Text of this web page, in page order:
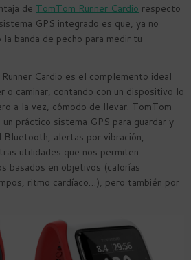
de TomTom Runner Cardio respecto
GPS integrado es que, ya no
banda de pecho para medir tu
Cardio es el complemento ideal
o caminar, contando con un dispositivo lo
a la vez, cómodo de llevar. TomTom
un práctico sistema GPS para guardar y
Bluetooth, alertas por vibración,
utilidades que nos permiten
basados en objetivos (calorías
ritmo cardíaco…), pero también por